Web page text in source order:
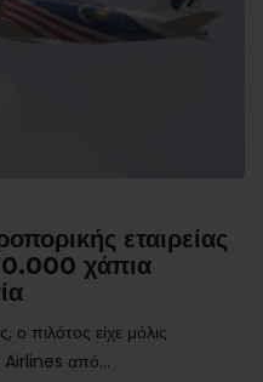
εταιρείας
χάπια
ο πιλότος είχε μόλις
από...